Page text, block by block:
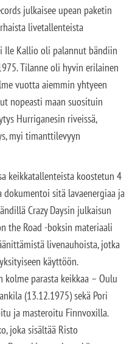
julkaisee upean paketin
livetallenteista
Ile Kallio oli palannut bändiin
Tilanne oli hyvin erilainen
vuotta aiemmin yhtyeen
nopeasti maan suosituin
Hurriganesin riveissä,
myi timanttilevyyn
keikkatallenteista koostetun 4
dokumentoi sitä lavaenergiaa ja
Crazy Daysin julkaisun
the Road -boksin materiaali
livenauhoista, jotka
käyttöön.
parasta keikkaa – Oulu
(13.12.1975) sekä Pori
ja masteroitu Finnvoxilla.
joka sisältää Risto